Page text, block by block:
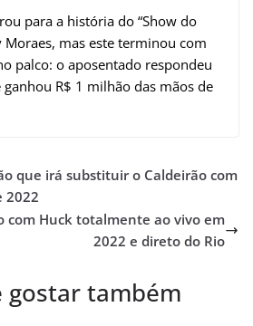
para a história do “Show do
Moraes, mas este terminou com
palco: o aposentado respondeu
R$ 1 milhão das mãos de
que irá substituir o Caldeirão com
2022
com Huck totalmente ao vivo em
2022 e direto do Rio
gostar também